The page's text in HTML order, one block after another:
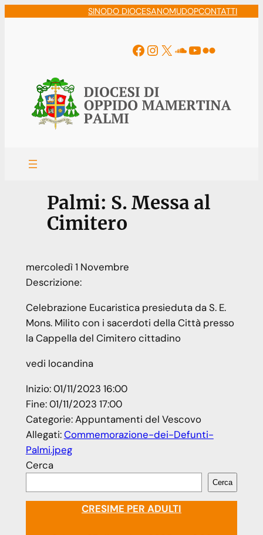
SINODO DIOCESANOMUDOPCONTATTI
Facebook
Instagram
X Soundcloud
YouTube
Flickr
Palmi: S. Messa al
Cimitero
mercoledì1 Novembre
Descrizione:
Celebrazione Eucaristica presieduta da S. E.
Mons. Milito con i sacerdoti della Città presso
la Cappella del Cimitero cittadino
vedi locandina
Inizio:01/11/2023 16:00
Fine:01/11/2023 17:00
Categorie:Appuntamenti del Vescovo
Allegati:Commemorazione-dei-Defunti-
Palmi.jpeg
Cerca
Cerca
CRESIME PER ADULTI